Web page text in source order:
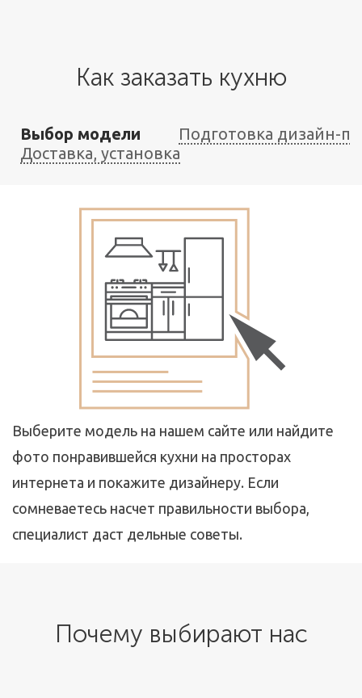
Как заказать кухню
Выбор модели
Подготовка дизайн-
Доставка, установка
Выберите модель на нашем сайте или найдите
фото понравившейся кухни на просторах
интернета и покажите дизайнеру. Если
сомневаетесь насчет правильности выбора,
специалист даст дельные советы.
Почему выбирают нас